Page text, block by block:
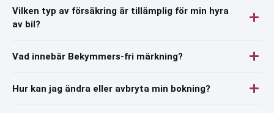
Vilken typ av försäkring är tillämplig för min hyra
av bil?
Vad innebär Bekymmers-fri märkning?
Hur kan jag ändra eller avbryta min bokning?